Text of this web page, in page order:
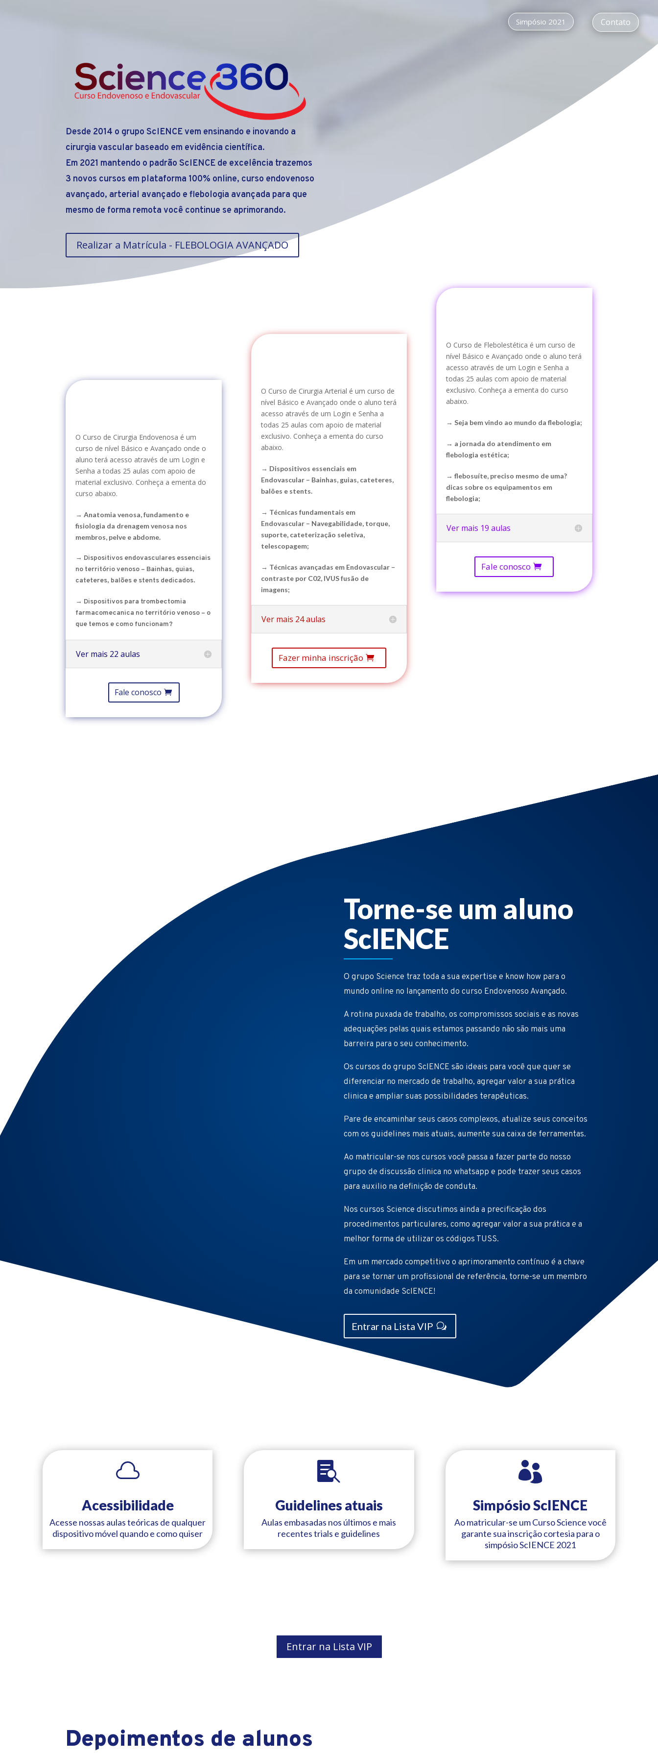
Simpósio 2021 Contato
Desde 2014 o grupo ScIENCE vem ensinando e inovando a
cirurgia vascular baseado em evidência científica.
Em 2021 mantendo o padrão ScIENCE de excelência trazemos
3 novos cursos em plataforma 100% online, curso endovenoso
avançado, arterial avançado e flebologia avançada para que
mesmo de forma remota você continue se aprimorando.
Realizar a Matrícula - FLEBOLOGIA AVANÇADO
O Curso de Cirurgia Endovenosa é um
curso de nível Básico e Avançado onde o
aluno terá acesso através de um Login e
Senha a todas 25 aulas com apoio de
material exclusivo. Conheça a ementa do
curso abaixo.
→ Anatomia venosa, fundamento e
fisiologia da drenagem venosa nos
membros, pelve e abdome.
→ Dispositivos endovasculares essenciais
no território venoso – Bainhas, guias,
cateteres, balões e stents dedicados.
→ Dispositivos para trombectomia
farmacomecanica no território venoso – o
que temos e como funcionam?
Ver mais 22 aulas
Fale conosco
O Curso de Cirurgia Arterial é um curso de
nível Básico e Avançado onde o aluno terá
acesso através de um Login e Senha a
todas 25 aulas com apoio de material
exclusivo. Conheça a ementa do curso
abaixo.
→ Dispositivos essenciais em
Endovascular – Bainhas, guias, cateteres,
balões e stents.
→ Técnicas fundamentais em
Endovascular – Navegabilidade, torque,
suporte, cateterização seletiva,
telescopagem;
→ Técnicas avançadas em Endovascular –
contraste por C02, IVUS fusão de
imagens;
Ver mais 24 aulas
Fazer minha inscrição
O Curso de Flebolestética é um curso de
nível Básico e Avançado onde o aluno terá
acesso através de um Login e Senha a
todas 25 aulas com apoio de material
exclusivo. Conheça a ementa do curso
abaixo.
→ Seja bem vindo ao mundo da flebologia;
→ a jornada do atendimento em
flebologia estética;
→ flebosuíte, preciso mesmo de uma?
dicas sobre os equipamentos em
flebologia;
Ver mais 19 aulas
Fale conosco
Torne-se um aluno
ScIENCE
O grupo Science traz toda a sua expertise e know how para o
mundo online no lançamento do curso Endovenoso Avançado.
A rotina puxada de trabalho, os compromissos sociais e as novas
adequações pelas quais estamos passando não são mais uma
barreira para o seu conhecimento.
Os cursos do grupo ScIENCE são ideais para você que quer se
diferenciar no mercado de trabalho, agregar valor a sua prática
clinica e ampliar suas possibilidades terapêuticas.
Pare de encaminhar seus casos complexos, atualize seus conceitos
com os guidelines mais atuais, aumente sua caixa de ferramentas.
Ao matricular-se nos cursos você passa a fazer parte do nosso
grupo de discussão clinica no whatsapp e pode trazer seus casos
para auxilio na definição de conduta.
Nos cursos Science discutimos ainda a precificação dos
procedimentos particulares, como agregar valor a sua prática e a
melhor forma de utilizar os códigos TUSS.
Em um mercado competitivo o aprimoramento contínuo é a chave
para se tornar um profissional de referência, torne-se um membro
da comunidade ScIENCE!
Entrar na Lista VIP

Acessibilidade
Acesse nossas aulas teóricas de qualquer
dispositivo móvel quando e como quiser

Guidelines atuais
Aulas embasadas nos últimos e mais
recentes trials e guidelines

Simpósio ScIENCE
Ao matricular-se um Curso Science você
garante sua inscrição cortesia para o
simpósio ScIENCE 2021
Entrar na Lista VIP
Depoimentos de alunos